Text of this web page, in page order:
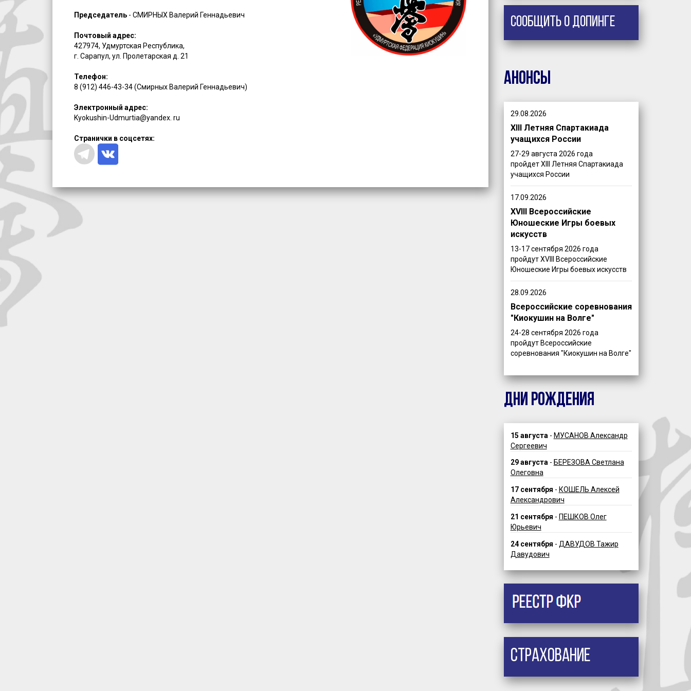
Председатель - СМИРНЫХ Валерий Геннадьевич
Почтовый адрес:
427974, Удмуртская Республика,
г. Сарапул, ул. Пролетарская д. 21
Телефон:
8 (912) 446-43-34 (Смирных Валерий Геннадьевич)
Электронный адрес:
Kyokushin-Udmurtia@yandex. ru
Странички в соцсетях:
Сообщить о допинге
Анонсы
29.08.2026
XIII Летняя Спартакиада
учащихся России
27-29 августа 2026 года
пройдет XIII Летняя Спартакиада
учащихся России
17.09.2026
XVIII Всероссийские
Юношеские Игры боевых
искусств
13-17 сентября 2026 года
пройдут XVIII Всероссийские
Юношеские Игры боевых искусств
28.09.2026
Всероссийские соревнования
"Киокушин на Волге"
24-28 сентября 2026 года
пройдут Всероссийские
соревнования "Киокушин на Волге"
ДНИ РОЖДЕНИЯ
15 августа - МУСАНОВ Александр
Сергеевич
29 августа- БЕРЕЗОВА Светлана
Олеговна
17 сентября - КОШЕЛЬ Алексей
Александрович
21 сентября - ПЕШКОВ Олег
Юрьевич
24 сентября - ДАВУДОВ Тажир
Давудович
Страхование